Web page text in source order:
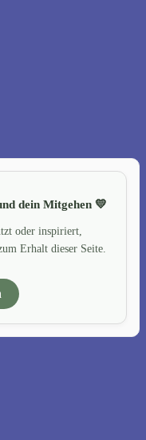
dein Mitgehen 💛
oder inspiriert,
Erhalt dieser Seite.